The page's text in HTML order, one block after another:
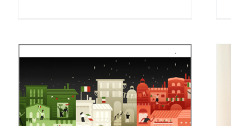
Nasce Diligentia ETS per definire
linee guida per la rendicontazione